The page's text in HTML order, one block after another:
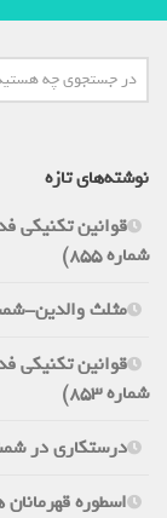
نوشته‌های تازه
شماره 855)
مثلث والدین-
شماره 853)
درستکاری در
اسطوره قهرمانان